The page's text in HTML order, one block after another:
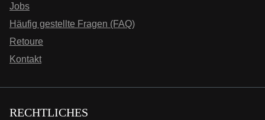
Jobs
Häufig gestellte Fragen (FAQ)
Retoure
Kontakt
RECHTLICHES